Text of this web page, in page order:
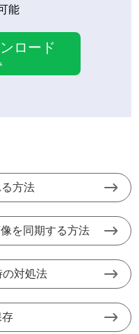
能
ロード
方法
を同期する方法
の対処法
存